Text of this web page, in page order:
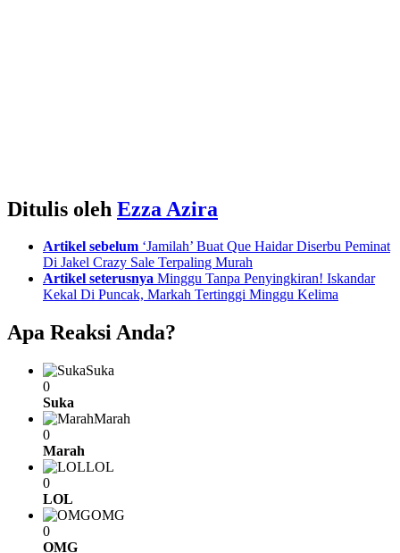
Ditulis oleh Ezza Azira
Artikel sebelum ‘Jamilah’ Buat Que Haidar Diserbu Peminat
Di Jakel Crazy Sale Terpaling Murah
Artikel seterusnya Minggu Tanpa Penyingkiran! Iskandar
Kekal Di Puncak, Markah Tertinggi Minggu Kelima
Apa Reaksi Anda?
Suka
0
Suka
Marah
0
Marah
LOL
0
LOL
OMG
0
OMG